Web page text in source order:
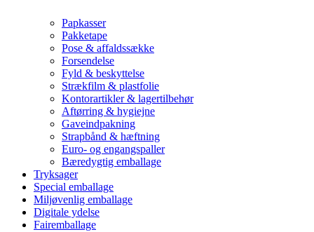
Papkasser
Pakketape
Pose & affaldssække
Forsendelse
Fyld & beskyttelse
Strækfilm & plastfolie
Kontorartikler & lagertilbehør
Aftørring & hygiejne
Gaveindpakning
Strapbånd & hæftning
Euro- og engangspaller
Bæredygtig emballage
Tryksager
Special emballage
Miljøvenlig emballage
Digitale ydelse
Fairemballage